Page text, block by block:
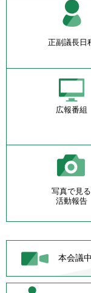
正副議長日
広報番組
写真で見る
活動報告
本会議